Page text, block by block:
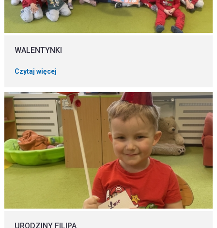
WALENTYNKI
Czytaj więcej
URODZINY FILIPA